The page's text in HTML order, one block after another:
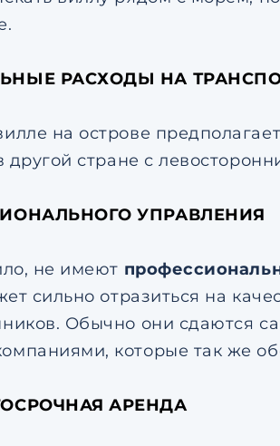
РАСХОДЫ НА
на острове
другой стране с
УПРАВЛЕНИЯ
не имеют
сильно отразиться на
Обычно они сдаются
которые так же
АРЕНДА